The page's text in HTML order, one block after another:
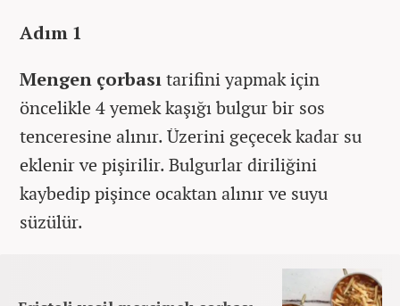
Adım 1
Mengen çorbasıtarifini yapmak için
öncelikle 4 yemek kaşığı bulgur bir sos
tenceresine alınır. Üzerini geçecek kadar su
eklenir ve pişirilir. Bulgurlar diriliğini
kaybedip pişince ocaktan alınır ve suyu
süzülür.